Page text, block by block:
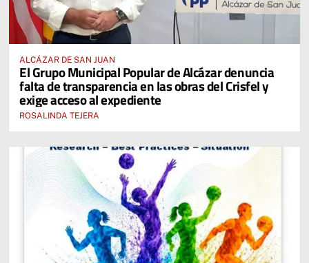
ALCÁZAR DE SAN JUAN
El Grupo Municipal Popular de Alcázar denuncia
falta de transparencia en las obras del Crisfel y
exige acceso al expediente
ROSALINDA TEJERA